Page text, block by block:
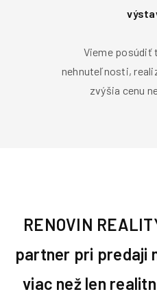
Vieme posúdiť
nehnuteľnosti,
zvýšia cenu
RENOVIN
partner pri predaji
viac než len